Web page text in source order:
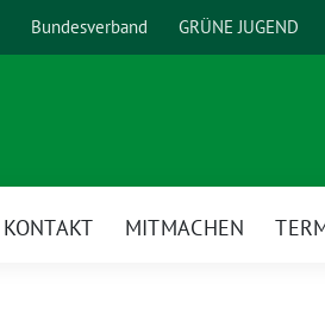
Bundesverband GRÜNE JUGEND
KONTAKT MITMACHEN